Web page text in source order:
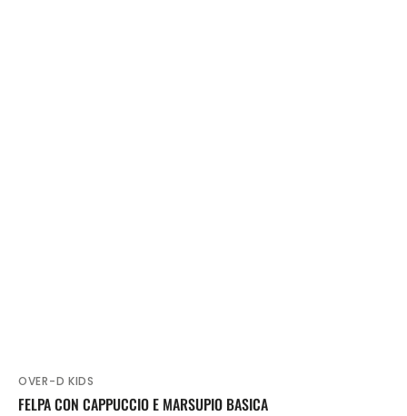
Venditore:
OVER-D KIDS
FELPA CON CAPPUCCIO E MARSUPIO BASICA